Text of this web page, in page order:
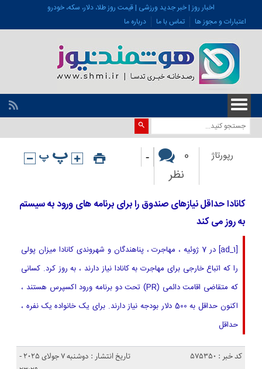
اخبار روز | خبر جدید ورزشی | قیمت روز طلا، دلار، سکه، خودرو
اعتبارات و مجوز ها
تماس با ما درباره ما
رپورتاژ
0
نظر
-
کانادا حداقل نیازهای صندوق را برای برنامه های ورود به سیستم
به روز می کند
[ad_1] در 7 ژوئیه ، مهاجرت ، پناهندگان و شهروندی کانادا میزان پولی
را که اتباع خارجی برای مهاجرت به کانادا نیاز دارند ، به روز کرد. کسانی
که متقاضی اقامت دائمی (PR) تحت دو برنامه ورود اکسپرس هستند ،
اکنون حداقل به 500 دلار بودجه نیاز دارند. برای یک خانواده یک نفره ،
حداقل
کد خبر : 575350
تاریخ انتشار : دوشنبه 7 جولای 2025 -